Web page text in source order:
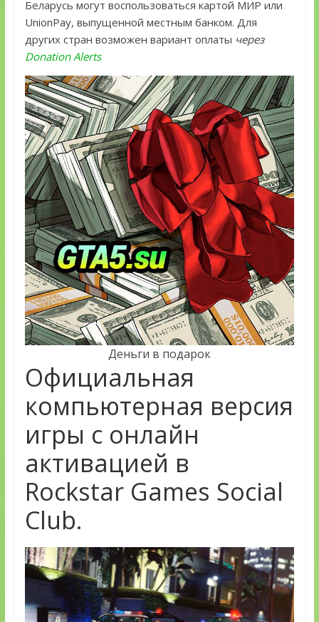
Беларусь могут воспользоваться картой МИР или
UnionPay, выпущенной местным банком. Для
других стран возможен вариант оплаты через
Donation Alerts
Деньги в подарок
Официальная
компьютерная версия
игры с онлайн
активацией в
Rockstar Games Social
Club.